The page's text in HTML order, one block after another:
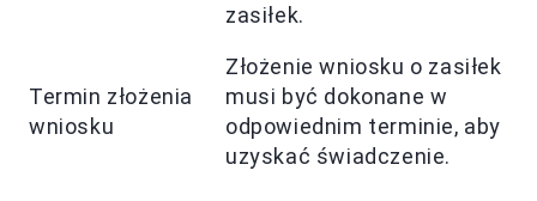
zasiłek.
Termin złożenia
wniosku
Złożenie wniosku o zasiłek
musi być dokonane w
odpowiednim terminie, aby
uzyskać świadczenie.